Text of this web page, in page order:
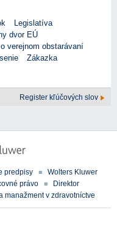
Legislatíva
dvor EÚ
verejnom obstarávaní
Zákazka
Register kľúčových slov
predpisy
Wolters Kluwer
právo
Direktor
manažment v zdravotníctve